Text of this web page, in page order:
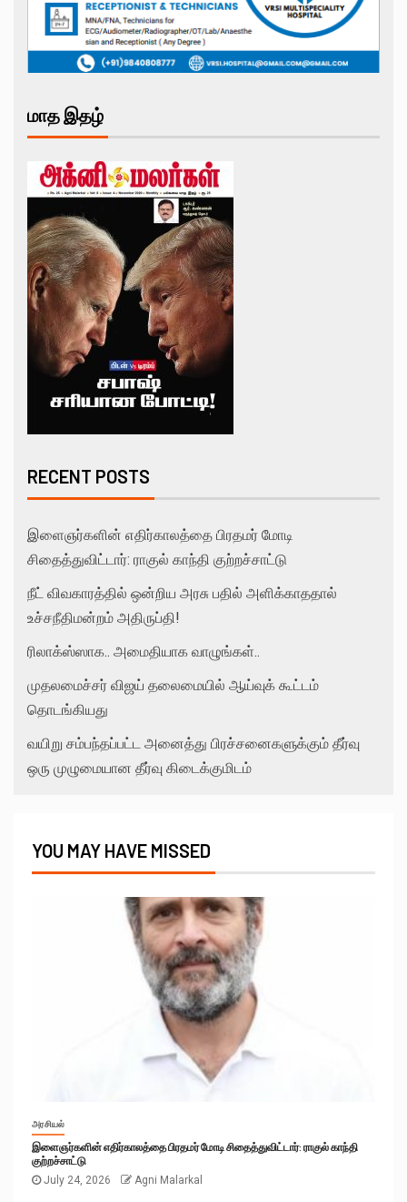
மாத இதழ்
RECENT POSTS
இளைஞர்களின் எதிர்காலத்தை பிரதமர் மோடி
சிதைத்துவிட்டார்: ராகுல் காந்தி குற்றச்சாட்டு
நீட் விவகாரத்தில் ஒன்றிய அரசு பதில் அளிக்காததால்
உச்சநீதிமன்றம் அதிருப்தி!
ரிலாக்ஸ்ஸாக.. அமைதியாக வாழுங்கள்..
முதலமைச்சர் விஜய் தலைமையில் ஆய்வுக் கூட்டம்
தொடங்கியது
வயிறு சம்பந்தப்பட்ட அனைத்து பிரச்சனைகளுக்கும் தீர்வு
ஒரு முழுமையான தீர்வு கிடைக்குமிடம்
YOU MAY HAVE MISSED
அரசியல்
இளைஞர்களின் எதிர்காலத்தை பிரதமர் மோடி சிதைத்துவிட்டார்: ராகுல் காந்தி
குற்றச்சாட்டு
July 24, 2026
Agni Malarkal